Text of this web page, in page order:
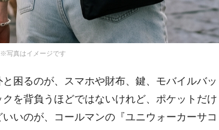
※写真はイメージです
困るのが、スマホや財布、鍵、モバイルバッ
を背負うほどではないけれど、ポケットだけ
いのが、コールマンの『ユニウォーカーサコ